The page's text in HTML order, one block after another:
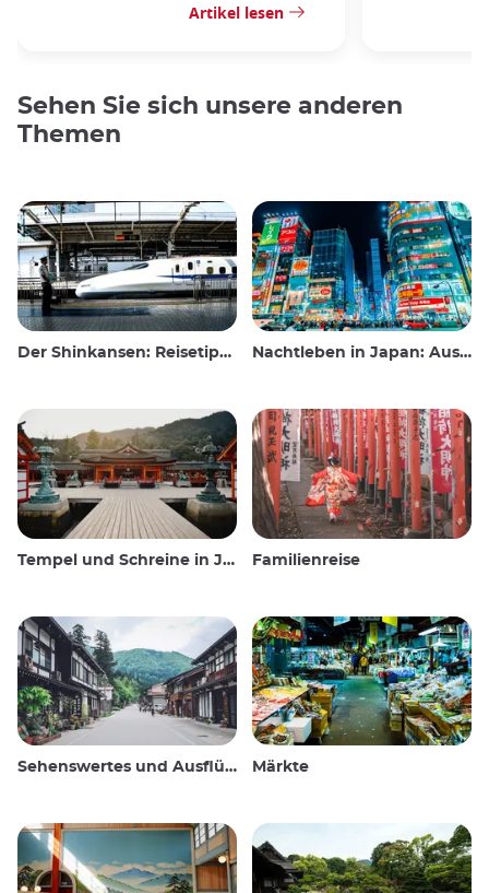
Artikel lesen
Sehen Sie sich unsere anderen
Themen
Der Shinkansen: Reisetipps für den japanischen Hochgeschwindigkeitszug Nachtleben in Japan: Ausgehen, sehen und trinken
Tempel und Schreine in Japan Familienreise
Sehenswertes und Ausflüge Märkte